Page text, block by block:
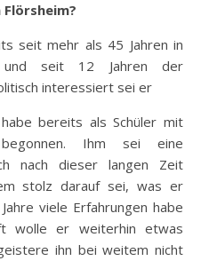
seit mehr als 45 Jahren in
seit 12 Jahren der
interessiert sei er
bereits als Schüler mit
begonnen. Ihm sei eine
nach dieser langen Zeit
stolz darauf sei, was er
viele Erfahrungen habe
wolle er weiterhin etwas
ihn bei weitem nicht